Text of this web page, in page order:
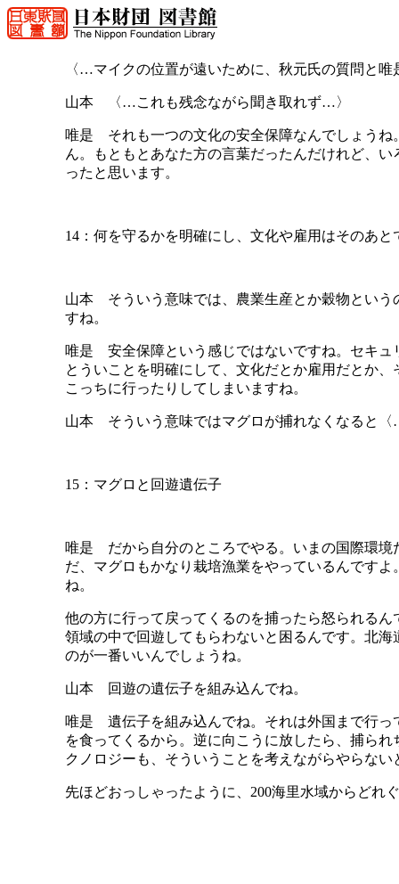
〈…マイクの位置が遠いために、秋元氏の質問と
山本 〈…これも残念ながら聞き取れず…〉
唯是 それも一つの文化の安全保障なんでしょうね
ん。もともとあなた方の言葉だったんだけれど、
ったと思います。
14：何を守るかを明確にし、文化や雇用はそのあと
山本 そういう意味では、農業生産とか穀物という
すね。
唯是 安全保障という感じではないですね。セキュ
とういことを明確にして、文化だとか雇用だとか
こっちに行ったりしてしまいますね。
山本 そういう意味ではマグロが捕れなくなると
15：マグロと回遊遺伝子
唯是 だから自分のところでやる。いまの国際環境
だ、マグロもかなり栽培漁業をやっているんです
ね。
他の方に行って戻ってくるのを捕ったら怒られる
領域の中で回遊してもらわないと困るんです。北
のが一番いいんでしょうね。
山本 回遊の遺伝子を組み込んでね。
唯是 遺伝子を組み込んでね。それは外国まで行っ
を食ってくるから。逆に向こうに放したら、捕ら
クノロジーも、そういうことを考えながらやらな
先ほどおっしゃったように、200海里水域からどれ